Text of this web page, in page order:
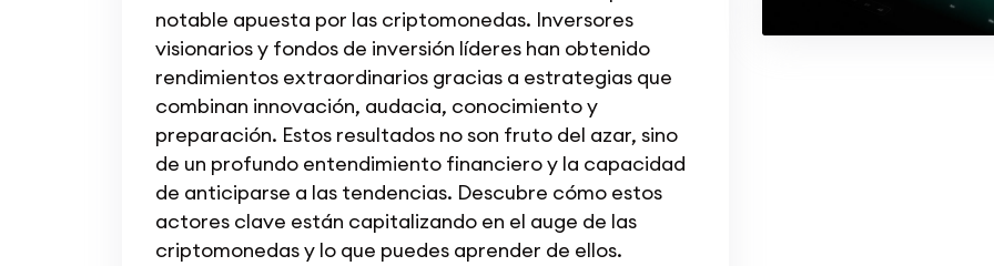
notable apuesta por las criptomonedas. Inversores
visionarios y fondos de inversión líderes han obtenido
rendimientos extraordinarios gracias a estrategias que
combinan innovación, audacia, conocimiento y
preparación. Estos resultados no son fruto del azar, sino
de un profundo entendimiento financiero y la capacidad
de anticiparse a las tendencias. Descubre cómo estos
actores clave están capitalizando en el auge de las
criptomonedas y lo que puedes aprender de ellos.